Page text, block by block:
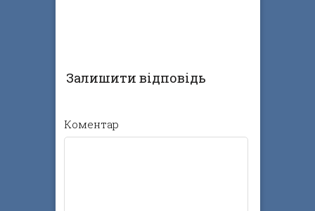
Залишити відповідь
Коментар